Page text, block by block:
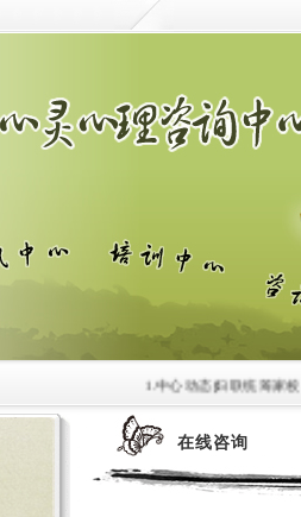
1.中心动态|妇联统筹家校
在线咨询